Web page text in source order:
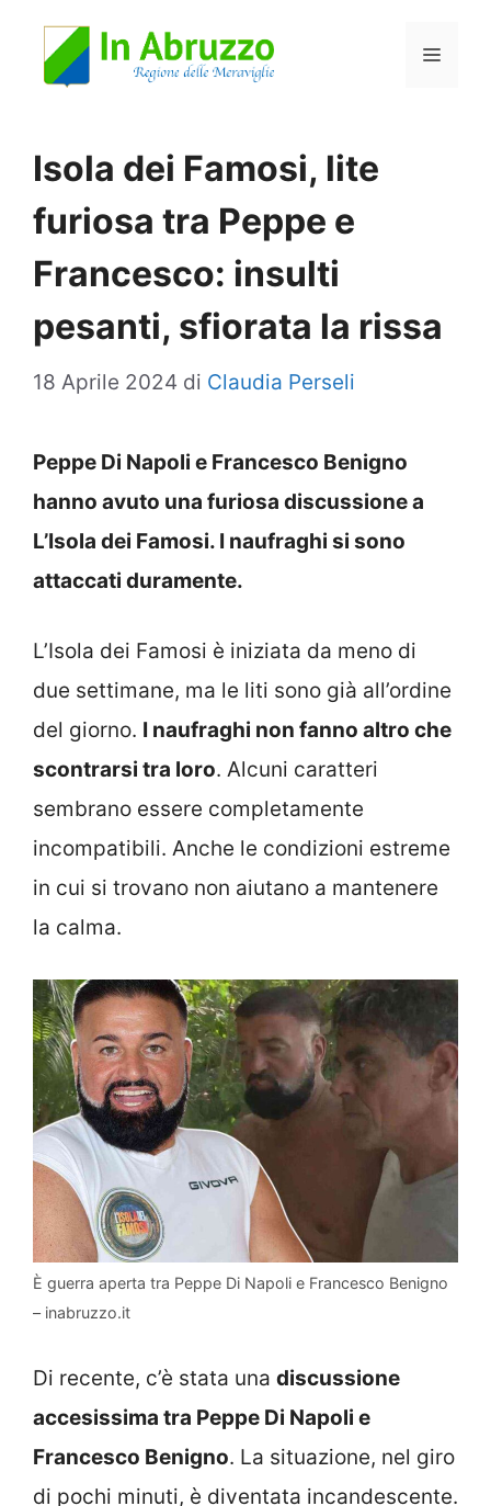
Menu
Isola dei Famosi, lite
furiosa tra Peppe e
Francesco: insulti
pesanti, sfiorata la rissa
18 Aprile 2024 di Claudia Perseli
Peppe Di Napoli e Francesco Benigno
hanno avuto una furiosa discussione a
L’Isola dei Famosi. I naufraghi si sono
attaccati duramente.
L’Isola dei Famosi è iniziata da meno di
due settimane, ma le liti sono già all’ordine
del giorno. I naufraghi non fanno altro che
scontrarsi tra loro. Alcuni caratteri
sembrano essere completamente
incompatibili. Anche le condizioni estreme
in cui si trovano non aiutano a mantenere
la calma.
È guerra aperta tra Peppe Di Napoli e Francesco Benigno
– inabruzzo.it
Di recente, c’è stata una discussione
accesissima tra Peppe Di Napoli e
Francesco Benigno. La situazione, nel giro
di pochi minuti, è diventata incandescente.